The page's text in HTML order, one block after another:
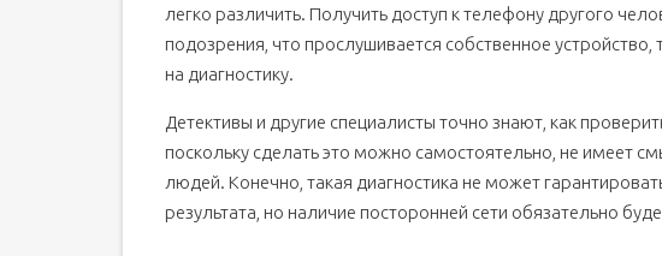
Eagle Security
Incognito
Anti Spy Mobile
Обращение к профессионалам
Как убрать прослушку с телефона?
легко различить. Получить доступ к телефону другого
подозрения, что прослушивается собственное устройство,
на диагностику.
Детективы и другие специалисты точно знают, как
поскольку сделать это можно самостоятельно, не имеет
людей. Конечно, такая диагностика не может
результата, но наличие посторонней сети обязательно